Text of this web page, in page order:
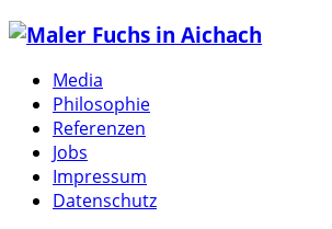
Media
Philosophie
Referenzen
Jobs
Impressum
Datenschutz